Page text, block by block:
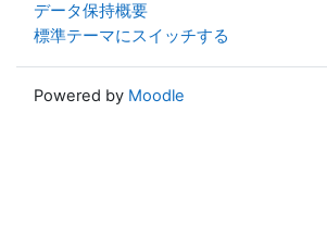
データ保持概要
標準テーマにスイッチする
Powered by Moodle